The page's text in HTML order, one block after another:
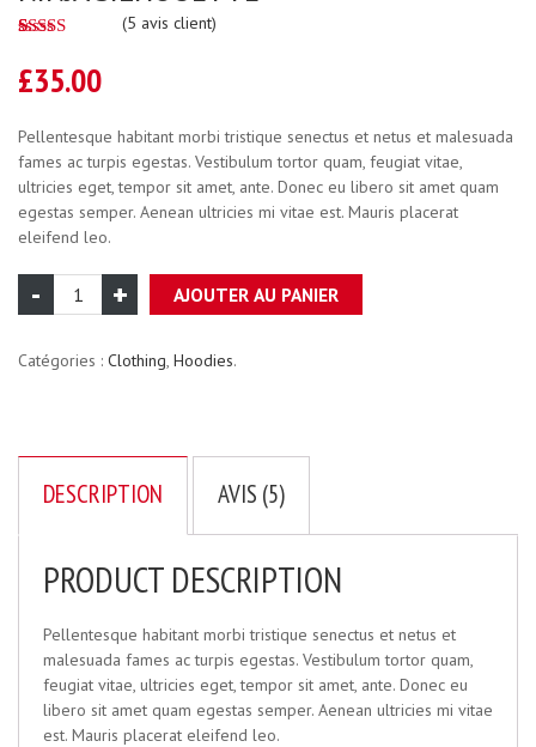
ofbased
on
(5 avis client)
£35.00
Pellentesque habitant morbi tristique senectus et netus et malesuada
fames ac turpis egestas. Vestibulum tortor quam, feugiat vitae,
ultricies eget, tempor sit amet, ante. Donec eu libero sit amet quam
egestas semper. Aenean ultricies mi vitae est. Mauris placerat
eleifend leo.
AJOUTER AU PANIER
Catégories : Clothing, Hoodies.
DESCRIPTION AVIS (5)
PRODUCT DESCRIPTION
Pellentesque habitant morbi tristique senectus et netus et
malesuada fames ac turpis egestas. Vestibulum tortor quam,
feugiat vitae, ultricies eget, tempor sit amet, ante. Donec eu
libero sit amet quam egestas semper. Aenean ultricies mi vitae
est. Mauris placerat eleifend leo.